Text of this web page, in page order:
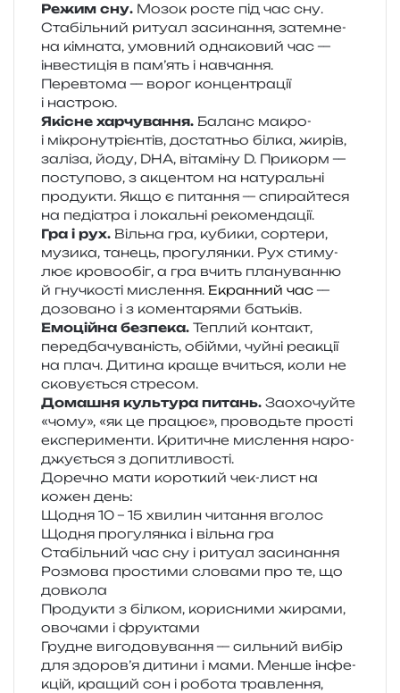
Режим сну. Мозок росте під час сну.
Стабільний риту­ал заси­на­н­ня, затем­не­
на кім­на­та, умов­ний одна­ко­вий час —
інве­сти­ція в пам’ять і навча­н­ня.
Перевтома — ворог кон­цен­тра­ції
і настрою.
Якісне хар­чу­ва­н­ня. Баланс макро-
і мікро­ну­трі­єн­тів, доста­тньо білка, жирів,
залі­за, йоду, DHA, віта­мі­ну D. Прикорм —
посту­по­во, з акцен­том на нату­раль­ні
про­ду­кти. Якщо є пита­н­ня — спи­рай­те­ся
на педі­а­тра і локаль­ні рекомендації.
Гра і рух. Вільна гра, куби­ки, сор­те­ри,
музи­ка, танець, про­гу­лян­ки. Рух сти­му­
лює кро­во­обіг, а гра вчить пла­ну­ван­ню
й гну­чко­сті мисле­н­ня. Екранний час—
дозо­ва­но і з комен­та­ря­ми батьків.
Емоційна без­пе­ка. Теплий кон­такт,
перед­ба­чу­ва­ність, обійми, чуйні реа­кції
на плач. Дитина краще вчи­ться, коли не
ско­ву­є­ться стресом.
Домашня куль­ту­ра питань. Заохочуйте
«чому», «як це пра­цює», про­водь­те про­сті
екс­пе­ри­мен­ти. Критичне мисле­н­ня наро­
джу­є­ться з допитливості.
Доречно мати коро­ткий чек-лист на
кожен день:
Щодня 10 – 15 хви­лин чита­н­ня вголос
Щодня про­гу­лян­ка і віль­на гра
Стабільний час сну і риту­ал засинання
Розмова про­сти­ми сло­ва­ми про те, що
довкола
Продукти з біл­ком, кори­сни­ми жира­ми,
ово­ча­ми і фруктами
Грудне виго­до­ву­ва­н­ня — силь­ний вибір
для здоров’я дити­ни і мами. Менше інфе­
кцій, кра­щий сон і робо­та трав­ле­н­ня,